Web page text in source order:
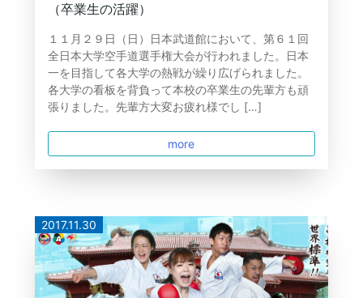
（卒業生の活躍）
１１月２９日（日）日本武道館において、第６１回
全日本大学空手道選手権大会が行われました。日本
一を目指して各大学の熱戦が繰り広げられました。
各大学の看板を背負って本校の卒業生の先輩方も頑
張りました。先輩方大変お疲れ様でし […]
more
2017.11.30